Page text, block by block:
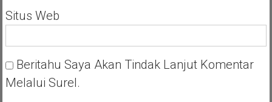
Situs Web
Beritahu Saya Akan Tindak Lanjut Komentar
Melalui Surel.